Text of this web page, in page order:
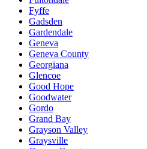
Fyffe
Gadsden
Gardendale
Geneva
Geneva County
Georgiana
Glencoe
Good Hope
Goodwater
Gordo
Grand Bay
Grayson Valley
Graysville